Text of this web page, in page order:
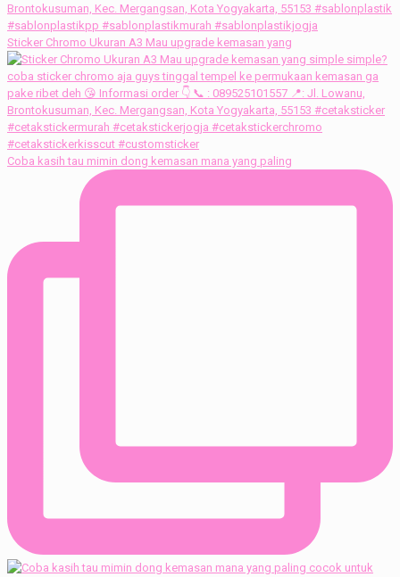
Sticker Chromo Ukuran A3 Mau upgrade kemasan yang
Coba kasih tau mimin dong kemasan mana yang paling